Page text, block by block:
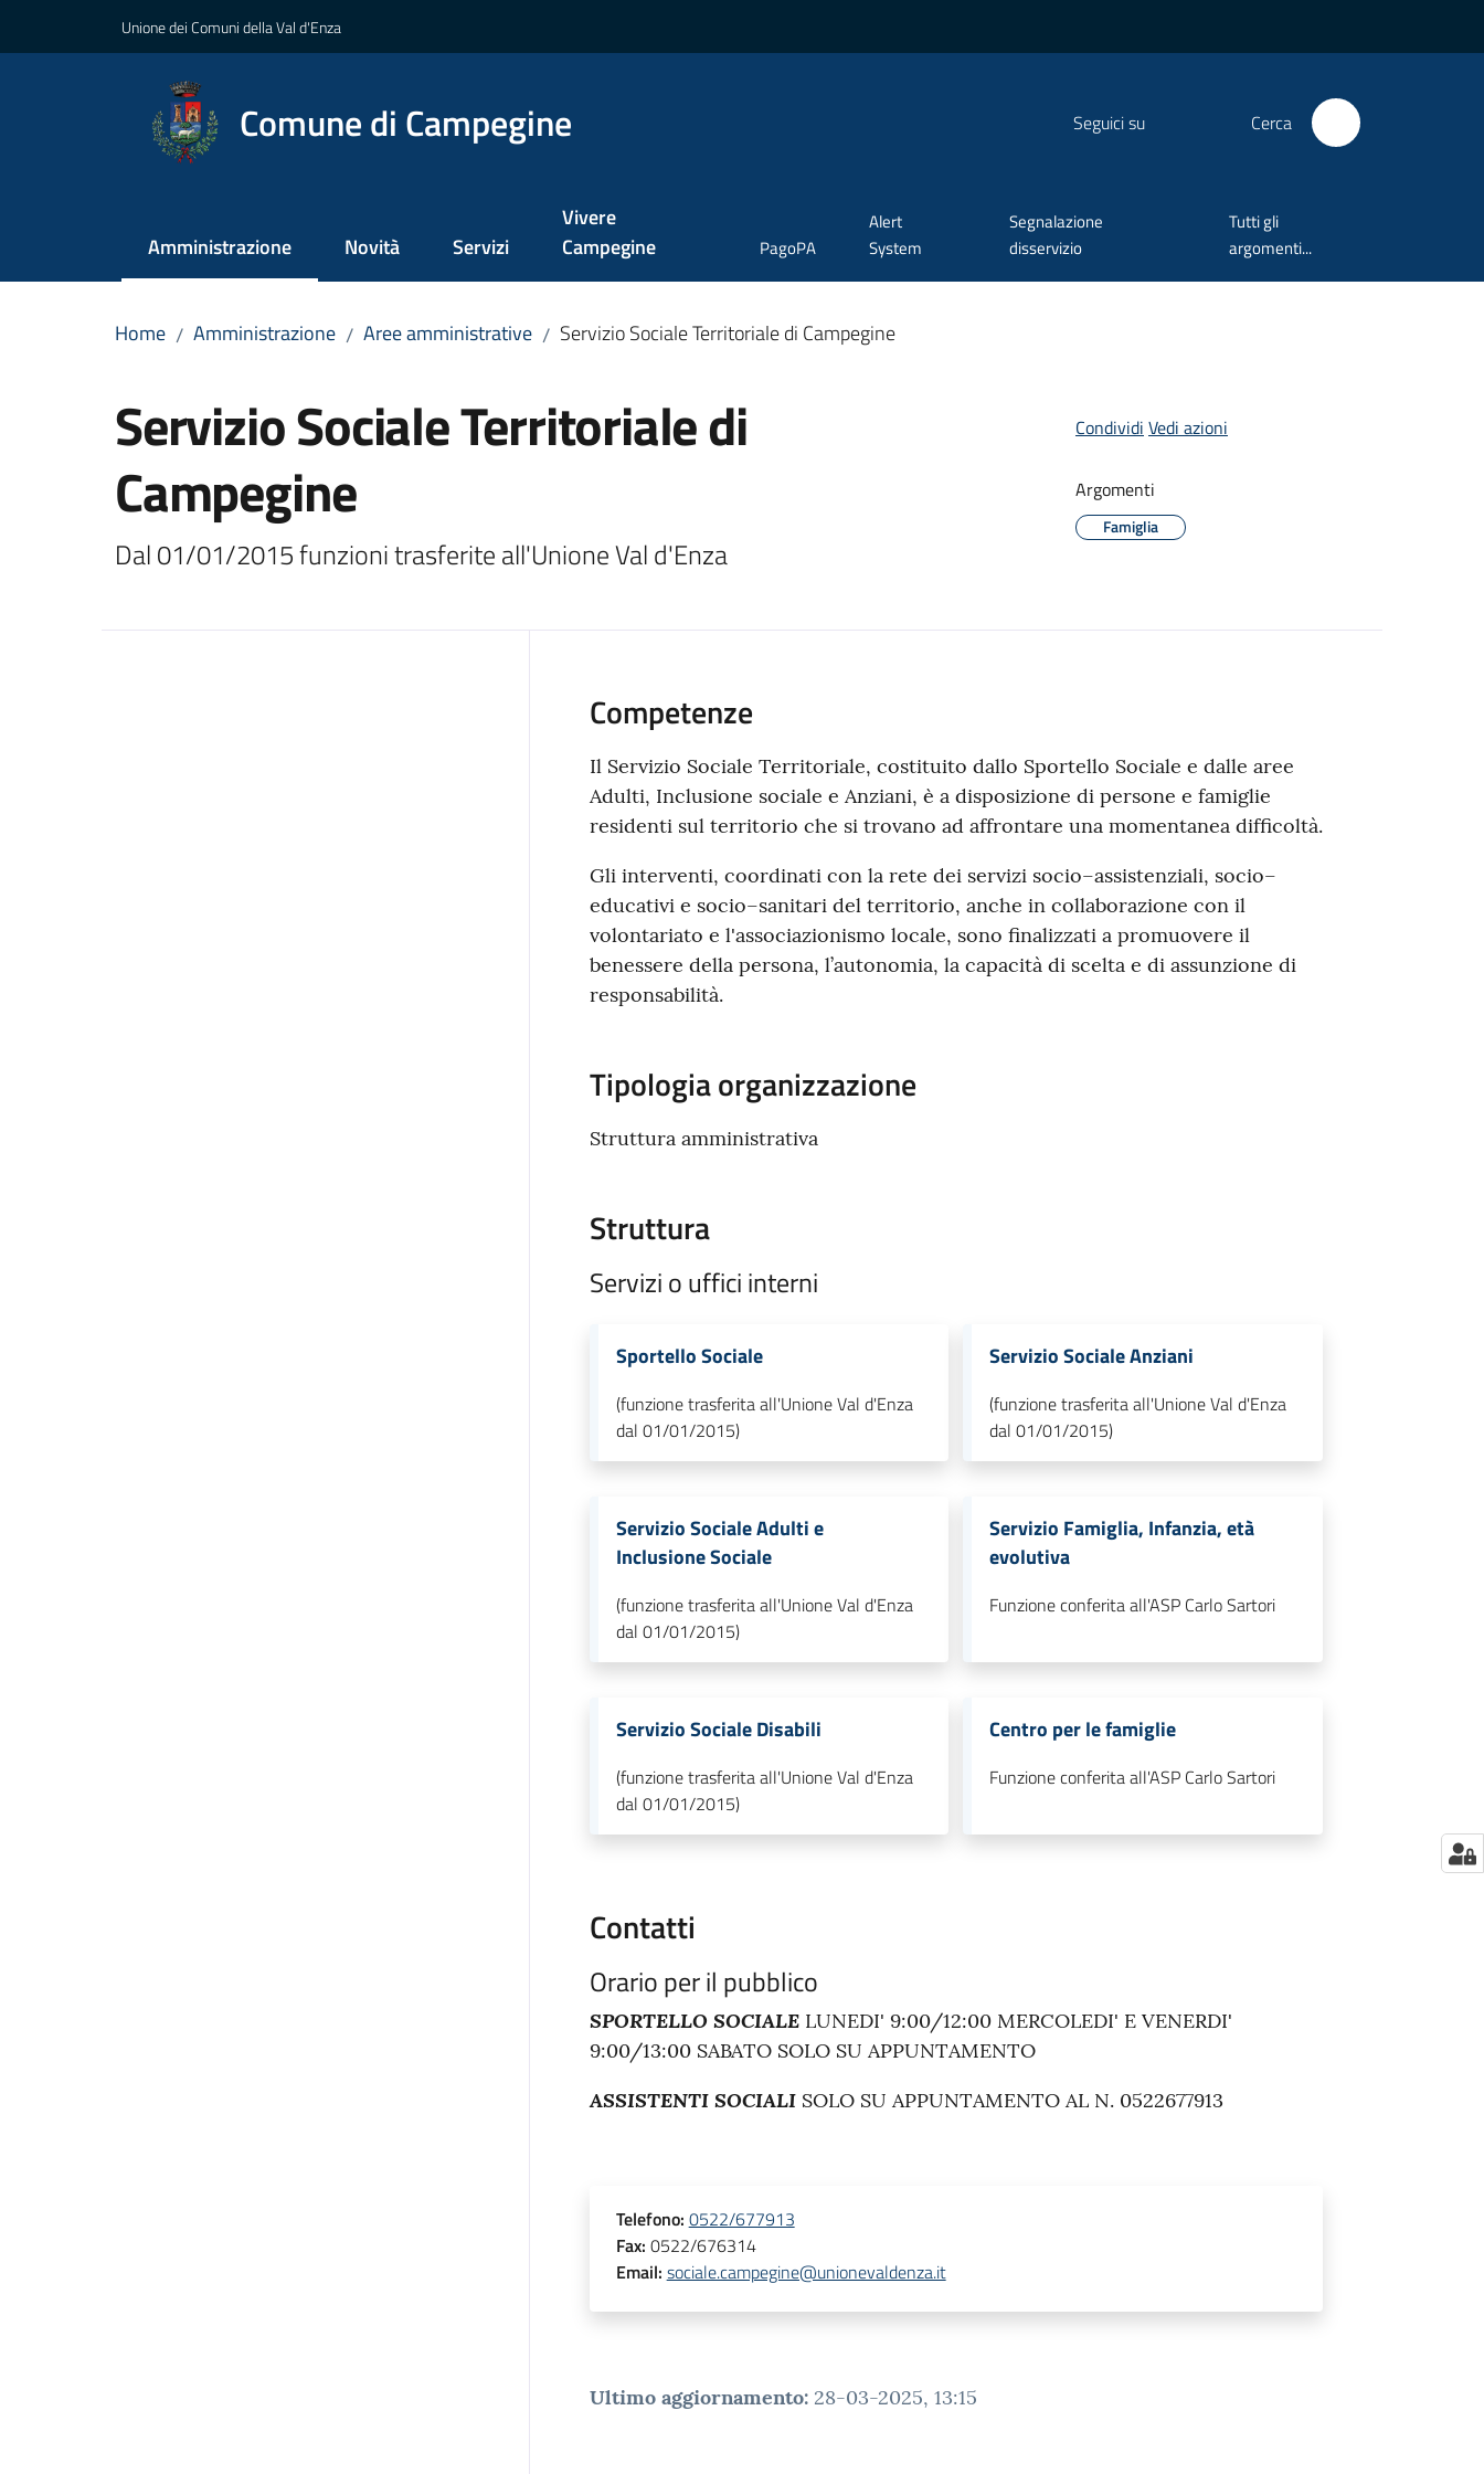
Unione dei Comuni della Val d'Enza
Comune di Campegine Seguici su Cerca
Amministrazione
Menu selezionato Novità Servizi
Vivere
Campegine
PagoPA
Alert
System
Segnalazione
disservizio
Tutti gli
argomenti...
Home / Amministrazione / Aree amministrative / Servizio Sociale Territoriale di Campegine
Servizio Sociale Territoriale di
Campegine
Dal 01/01/2015 funzioni trasferite all'Unione Val d'Enza
Condividi Vedi azioni
Argomenti
Famiglia
Competenze
Il Servizio Sociale Territoriale, costituito dallo Sportello Sociale e dalle aree
Adulti, Inclusione sociale e Anziani, è a disposizione di persone e famiglie
residenti sul territorio che si trovano ad affrontare una momentanea difficoltà.
Gli interventi, coordinati con la rete dei servizi socio–assistenziali, socio–
educativi e socio–sanitari del territorio, anche in collaborazione con il
volontariato e l'associazionismo locale, sono finalizzati a promuovere il
benessere della persona, l’autonomia, la capacità di scelta e di assunzione di
responsabilità.
Tipologia organizzazione
Struttura amministrativa
Struttura
Servizi o uffici interni
Sportello Sociale
(funzione trasferita all'Unione Val d'Enza
dal 01/01/2015)
Servizio Sociale Anziani
(funzione trasferita all'Unione Val d'Enza
dal 01/01/2015)
Servizio Sociale Adulti e
Inclusione Sociale
(funzione trasferita all'Unione Val d'Enza
dal 01/01/2015)
Servizio Famiglia, Infanzia, età
evolutiva
Funzione conferita all'ASP Carlo Sartori
Servizio Sociale Disabili
(funzione trasferita all'Unione Val d'Enza
dal 01/01/2015)
Centro per le famiglie
Funzione conferita all'ASP Carlo Sartori
Contatti
Orario per il pubblico
SPORTELLO SOCIALE LUNEDI' 9:00/12:00 MERCOLEDI' E VENERDI'
9:00/13:00 SABATO SOLO SU APPUNTAMENTO
ASSISTENTI SOCIALI SOLO SU APPUNTAMENTO AL N. 0522677913
Telefono: 0522/677913
Fax: 0522/676314
Email: sociale.campegine@unionevaldenza.it
Ultimo aggiornamento: 28-03-2025, 13:15